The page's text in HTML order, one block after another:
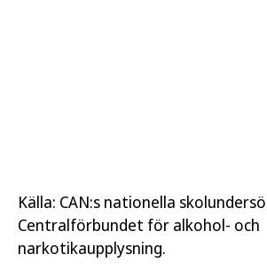
Källa: CAN:s nationella
Centralförbundet för alkohol- och
narkotikaupplysning.